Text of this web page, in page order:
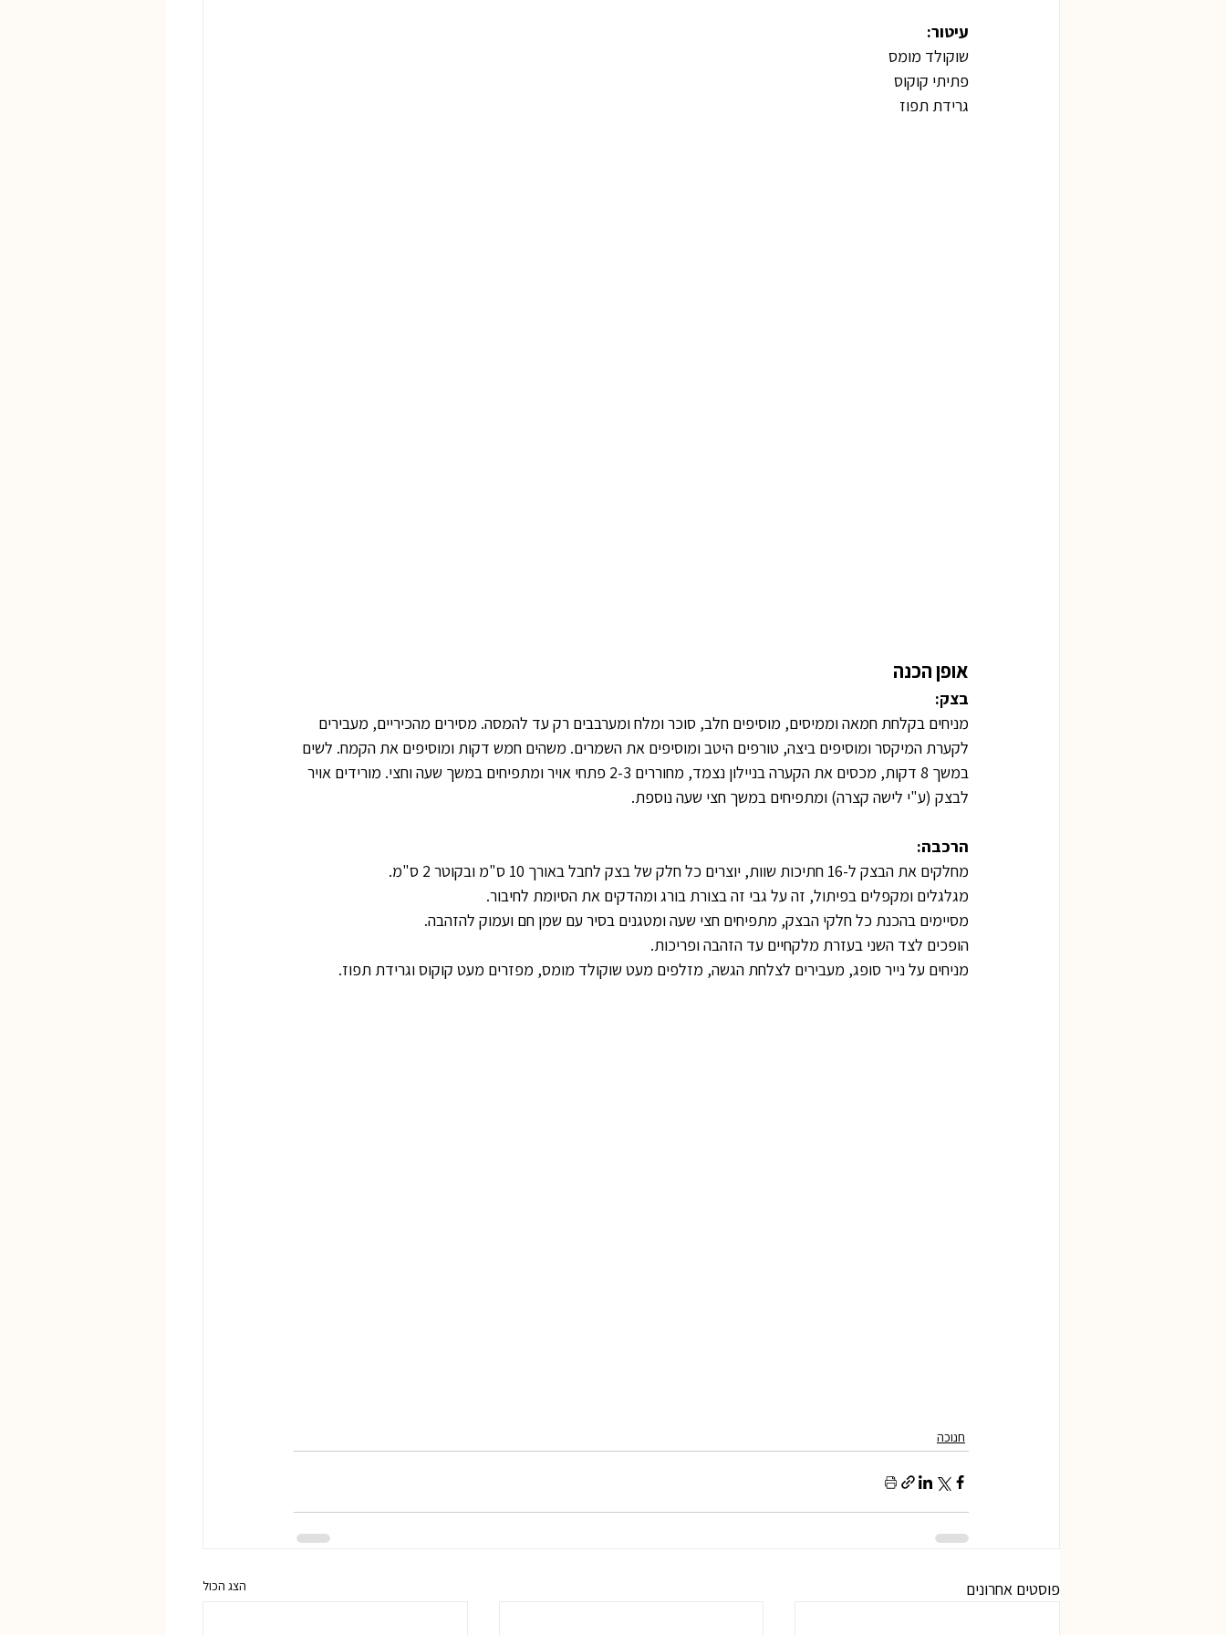
עיטור:
שוקולד מומס
פתיתי קוקוס
גרידת תפוז
אופן הכנה
בצק:
מניחים בקלחת חמאה וממיסים, מוסיפים חלב, סוכר ומלח ומערבבים רק עד להמסה. מסירים מהכיריים, מעבירים
לקערת המיקסר ומוסיפים ביצה, טורפים היטב ומוסיפים את השמרים. משהים חמש דקות ומוסיפים את הקמח. לשים
במשך 8 דקות, מכסים את הקערה בניילון נצמד, מחוררים 2-3 פתחי אויר ומתפיחים במשך שעה וחצי. מורידים אויר
לבצק (ע"י לישה קצרה) ומתפיחים במשך חצי שעה נוספת.
הרכבה:
מחלקים את הבצק ל-16 חתיכות שוות, יוצרים כל חלק של בצק לחבל באורך 10 ס"מ ובקוטר 2 ס"מ.
מגלגלים ומקפלים בפיתול, זה על גבי זה בצורת בורג ומהדקים את הסיומת לחיבור.
מסיימים בהכנת כל חלקי הבצק, מתפיחים חצי שעה ומטגנים בסיר עם שמן חם ועמוק להזהבה.
הופכים לצד השני בעזרת מלקחיים עד הזהבה ופריכות.
מניחים על נייר סופג, מעבירים לצלחת הגשה, מזלפים מעט שוקולד מומס, מפזרים מעט קוקוס וגרידת תפוז.
חנוכה
פוסטים אחרונים הצג הכול